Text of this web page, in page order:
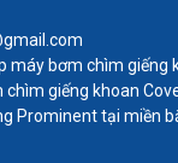
máy bơm chìm giếng
giếng khoan
Prominent tại miền